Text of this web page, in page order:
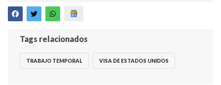
Tags relacionados
TRABAJO TEMPORAL VISA DE ESTADOS UNIDOS